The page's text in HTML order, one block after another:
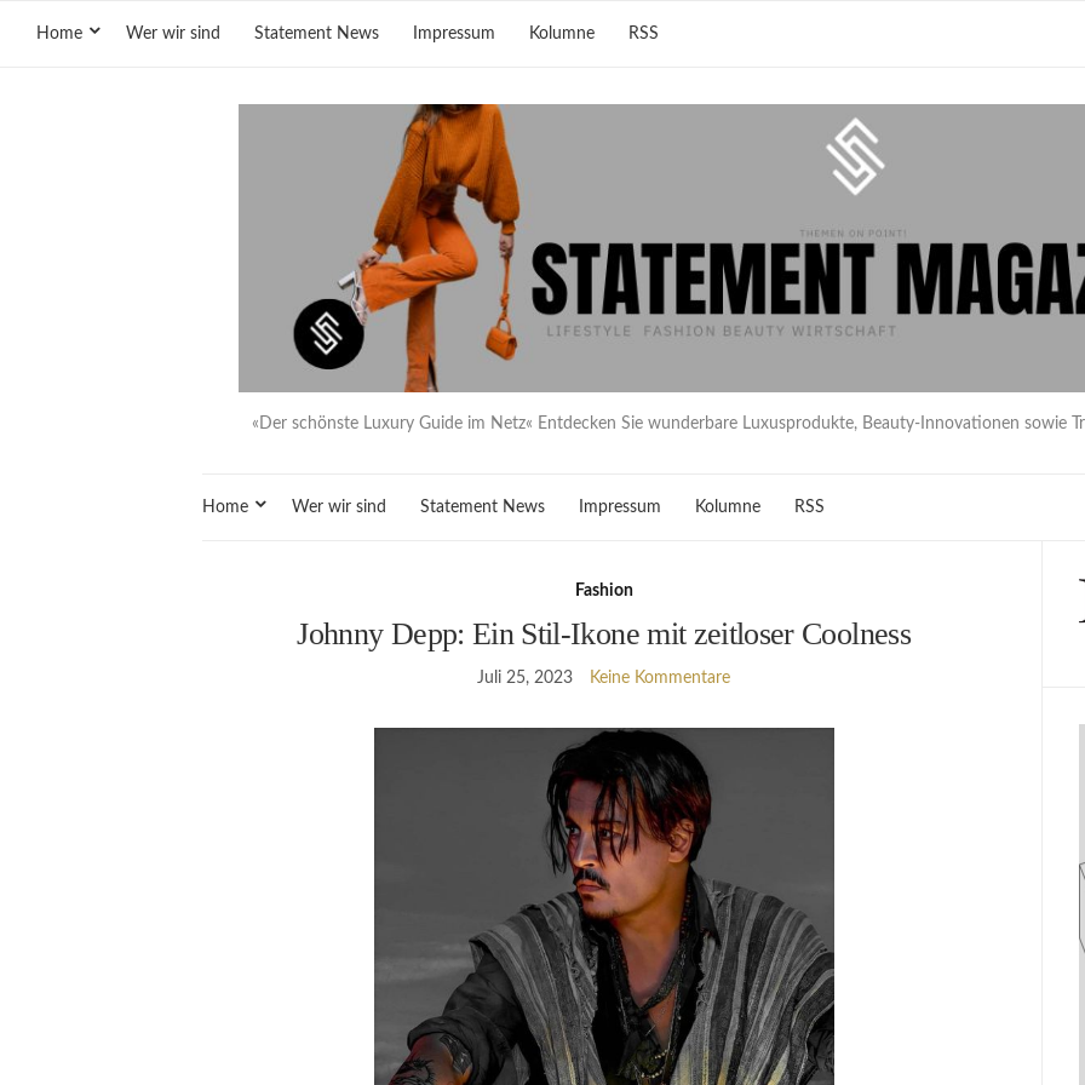
Home Wer wir sind Statement News Impressum Kolumne RSS
«Der schönste Luxury Guide im Netz« Entdecken Sie wunderbare Luxusprodukte, Beauty-Innovationen sowie
Home Wer wir sind Statement News Impressum Kolumne RSS
Fashion
Johnny Depp: Ein Stil-Ikone mit zeitloser Coolness
Juli 25, 2023 Keine Kommentare